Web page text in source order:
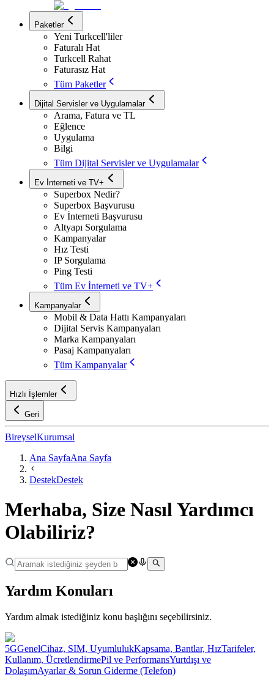
Paketler
Yeni Turkcell'liler
Faturalı Hat
Turkcell Rahat
Faturasız Hat
Tüm Paketler
Dijital Servisler ve Uygulamalar
Arama, Fatura ve TL
Eğlence
Uygulama
Bilgi
Tüm Dijital Servisler ve Uygulamalar
Ev İnterneti ve TV+
Superbox Nedir?
Superbox Başvurusu
Ev İnterneti Başvurusu
Altyapı Sorgulama
Kampanyalar
Hız Testi
IP Sorgulama
Ping Testi
Tüm Ev İnterneti ve TV+
Kampanyalar
Mobil & Data Hattı Kampanyaları
Dijital Servis Kampanyaları
Marka Kampanyaları
Pasaj Kampanyaları
Tüm Kampanyalar
Hızlı İşlemler
Geri
BireyselKurumsal
Ana SayfaAna Sayfa
DestekDestek
Merhaba, Size Nasıl Yardımcı
Olabiliriz?
Yardım Konuları
Yardım almak istediğiniz konu başlığını seçebilirsiniz.
5GGenelCihaz, SIM, UyumlulukKapsama, Bantlar, HızTarifeler,
Kullanım, ÜcretlendirmePil ve PerformansYurtdışı ve
DolaşımAyarlar & Sorun Giderme (Telefon)